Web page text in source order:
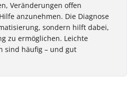
Veränderungen offen
anzunehmen. Die Diagnose
sondern hilft dabei,
zu ermöglichen. Leichte
sind häufig – und gut